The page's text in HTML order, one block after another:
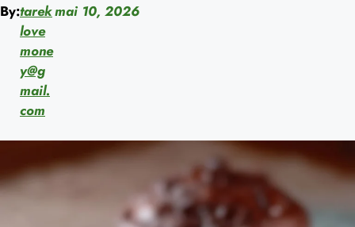
By:tarek
love
mone
y@g
mail.
com
mai 10, 2026